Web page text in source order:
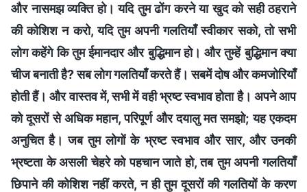
और नासमझ व्यक्ति हो। यदि तुम ढोंग करने या खुद को सही ठहराने
की कोशिश न करो, यदि तुम अपनी गलतियाँ स्वीकार सको, तो सभी
लोग कहेंगे कि तुम ईमानदार और बुद्धिमान हो। और तुम्हें बुद्धिमान क्या
चीज बनाती है? सब लोग गलतियाँ करते हैं। सबमें दोष और कमजोरियाँ
होती हैं। और वास्तव में, सभी में वही भ्रष्ट स्वभाव होता है। अपने आप
को दूसरों से अधिक महान, परिपूर्ण और दयालु मत समझो; यह एकदम
अनुचित है। जब तुम लोगों के भ्रष्ट स्वभाव और सार, और उनकी
भ्रष्टता के असली चेहरे को पहचान जाते हो, तब तुम अपनी गलतियाँ
छिपाने की कोशिश नहीं करते, न ही तुम दूसरों की गलतियों के करण